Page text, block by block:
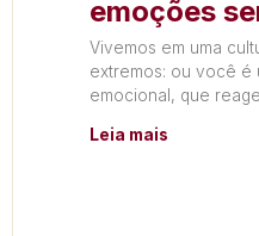
emoções
Vivemos em uma
extremos: ou você é
emocional, que
Leia mais